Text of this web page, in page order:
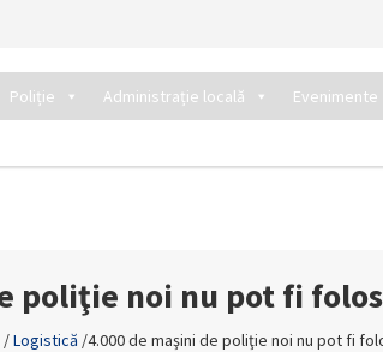
Poliție Administrație locală Evenimente
poliţie noi nu pot fi
/Logistică /4.000 de maşini de poliţie noi nu pot fi